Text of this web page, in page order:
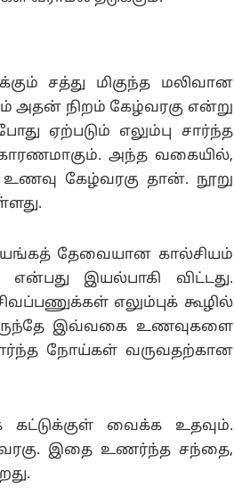
சத்து மிகுந்த மலிவான
அதன் நிறம் கேழ்வரகு என்று
ஏற்படும் எலும்பு சார்ந்த
காரணமாகும். அந்த வகையில்,
கேழ்வரகு தான். நூறு
தேவையான கால்சியம்
இயல்பாகி விட்டது.
எலும்புக் கூழில்
இவ்வகை உணவுகளை
நோய்கள் வருவதற்கான
வைக்க உதவும்.
இதை உணர்ந்த சந்தை,